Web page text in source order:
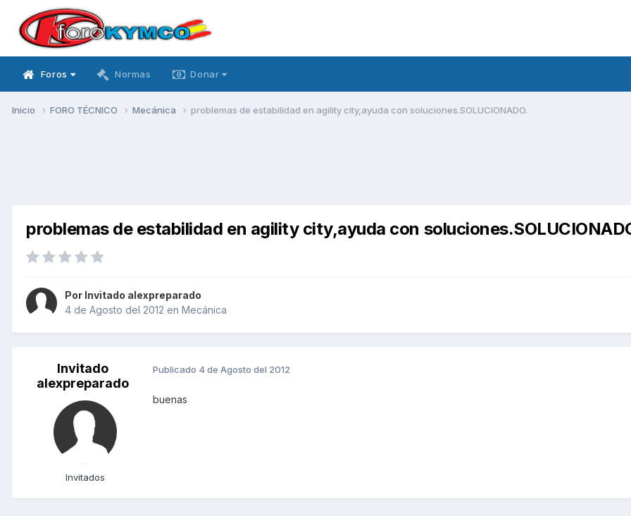
Foros Normas Donar
Inicio FORO TÉCNICO Mecánica problemas de estabilidad en agility city,ayuda con soluciones.SOLUCIONADO.
problemas de estabilidad en agility city,ayuda con
Por Invitado alexpreparado
4 de Agosto del 2012 en Mecánica
Invitado
alexpreparado
Invitados
Publicado 4 de Agosto del 2012
buenas